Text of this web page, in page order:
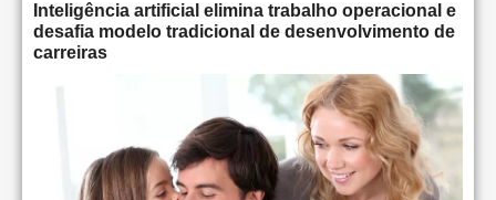
Inteligência artificial elimina trabalho operacional e
desafia modelo tradicional de desenvolvimento de
carreiras